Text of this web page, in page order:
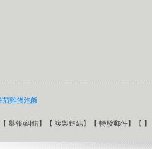
茄雞蛋泡飯
舉報/糾錯】【 複製鏈結】【 轉發郵件】【 】